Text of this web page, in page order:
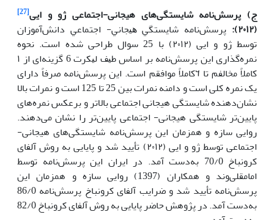
ج)پرسش‌نامه شایستگی‌های هیجانی-اجتماعیژو و ایی[27]
(٢٠١٢) : پرسش‌نامه ﺷﺎﻳﺴﺘﮕﻲ ﻫﻴﺠﺎﻧﻲ- اﺟﺘﻤﺎﻋﻲ داﻧﺶ‌آﻣﻮزان
توسط ژو و ایی (٢٠١٢) با 25 سوال طراحی شده اﺳﺖ. ﻧﺤﻮه
ﻧﻤﺮهﮔﺬاری اﻳﻦ ﭘﺮسش‌نامه ﺑﺮ اﺳﺎس ﻃﻴﻒ ﻟﻴﻜﺮت 6 گزینه‌ای از ١
ﻛﺎﻣﻼً ﻣﺨﺎﻟﻔﻢ تا ٦ﻛﺎﻣﻼً ﻣﻮاﻓﻘﻢ است. این پرسش‌نامه صرفاً دارای
یک نمره کلی است و دامنه نمرات بین 25 تا 125 است و نمرات بالا
نشان‌دهنده شایستگی هیجانی اجتماعی بالاتر و برعکس نمره‌های
پایین‌تر شایستگی هیجانی- اجتماعی پایین‌تر را نشان می‌دهند.
روایی سازه و همزمان این پرسش‌نامه شایستگی‌های هیجانی-
اجتماعی توسط ژو و ایی (٢٠١٢) تأیید شد و پایایی به روش آلفای
کرونباخ 70/0 به‌دست آمد. در ایران این پرسش‌نامه توسط
امامقلی‌وند و همکاران (1397) روایی سازه و همزمان این
پرسش‌نامه تأیید شد و ضرایب آلفای کرونباخ پرسش‌نامه 86/0
به‌دست آمد. در پژوهش حاضر پایایی به روش آلفای کرونباخ 82/0